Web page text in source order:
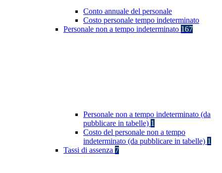
Conto annuale del personale
Costo personale tempo indeterminato
Personale non a tempo indeterminato 167
Personale non a tempo indeterminato (da
pubblicare in tabelle) 1
Costo del personale non a tempo
indeterminato (da pubblicare in tabelle) 1
Tassi di assenza 7